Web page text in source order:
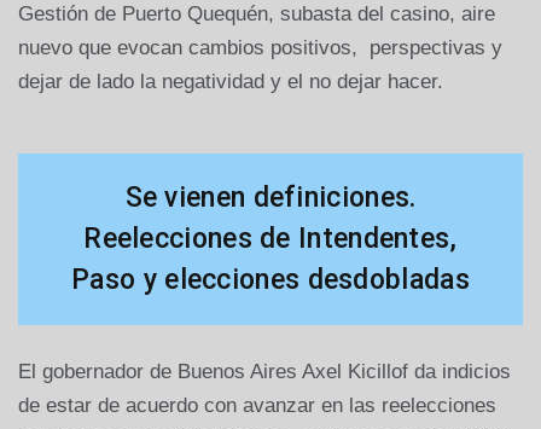
Gestión de Puerto Quequén, subasta del casino, aire
nuevo que evocan cambios positivos, perspectivas y
dejar de lado la negatividad y el no dejar hacer.
Se vienen definiciones.
Reelecciones de Intendentes,
Paso y elecciones desdobladas
El gobernador de Buenos Aires Axel Kicillof da indicios
de estar de acuerdo con avanzar en las reelecciones